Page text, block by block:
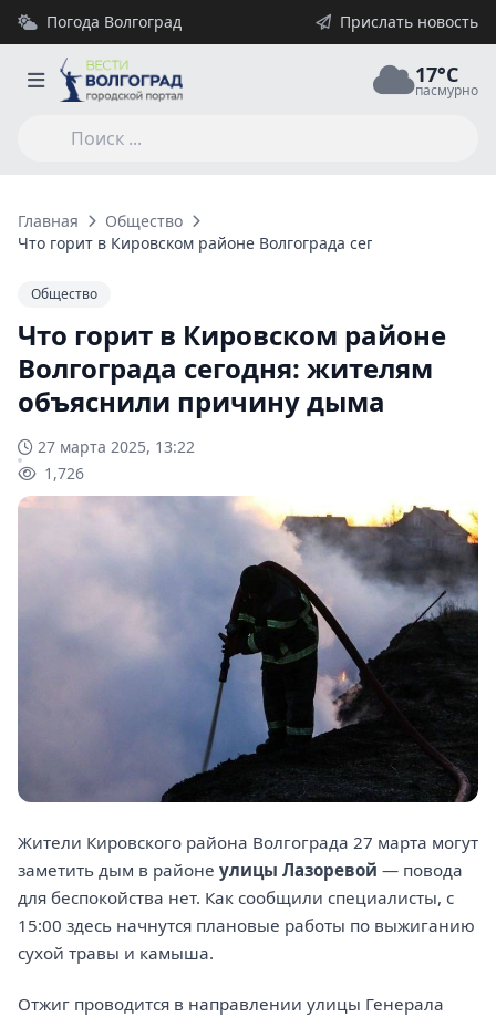
Погода Волгоград Прислать новость
17°C
пасмурно
Главная
Общество
Что горит в Кировском районе Волгограда сегодня:
Общество
Что горит в Кировском районе
Волгограда сегодня: жителям
объяснили причину дыма
27 марта 2025, 13:22
1,726
Жители Кировского района Волгограда 27 марта могут
заметить дым в районе улицы Лазоревой — повода
для беспокойства нет. Как сообщили специалисты, с
15:00 здесь начнутся плановые работы по выжиганию
сухой травы и камыша.
Отжиг проводится в направлении улицы Генерала